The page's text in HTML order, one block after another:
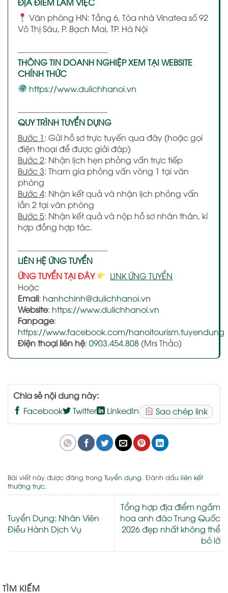
Văn phòng HN: Tầng 6, Tòa nhà Vinatea số 92
Võ Thị Sáu, P. Bạch Mai, TP. Hà Nội
———————————
THÔNG TIN DOANH NGHIỆP XEM TẠI WEBSITE
CHÍNH THỨC
https://www.dulichhanoi.vn
———————————
QUY TRÌNH TUYỂN DỤNG
Bước 1: Gửi hồ sơ trực tuyến qua đây (hoặc gọi
điện thoại để được giải đáp)
Bước 2: Nhận lịch hẹn phỏng vấn trực tiếp
Bước 3: Tham gia phỏng vấn vòng 1 tại văn
phòng
Bước 4: Nhận kết quả và nhận lịch phỏng vấn
lần 2 tại văn phòng
Bước 5: Nhận kết quả và nộp hồ sơ nhân thân, kí
hợp đồng hợp tác.
———————————
LIÊN HỆ ỨNG TUYỂN
ỨNG TUYỂN TẠI ĐÂY
LINK ỨNG TUYỂN
Hoặc
Email: hanhchinh@dulichhanoi.vn
Website: https://www.dulichhanoi.vn
Fanpage:
https://www.facebook.com/hanoitourism.tuyendung
Điện thoại liên hệ: 0903.454.808(Mrs Thảo)
Chia sẻ nội dung này:
Facebook
Twitter LinkedIn Sao chép link
Bài viết này được đăng trong Tuyển dụng. Đánh dấu liên kết
thường trực.
Tuyển Dụng: Nhân Viên
Điều Hành Dịch Vụ
Tổng hợp địa điểm ngắm
hoa anh đào Trung Quốc
2026 đẹp nhất không thể
bỏ lỡ
TÌM KIẾM